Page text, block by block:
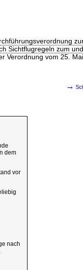
Sichtflugregeln zum
Verordnung vom 25.
→
dem
vor
nach